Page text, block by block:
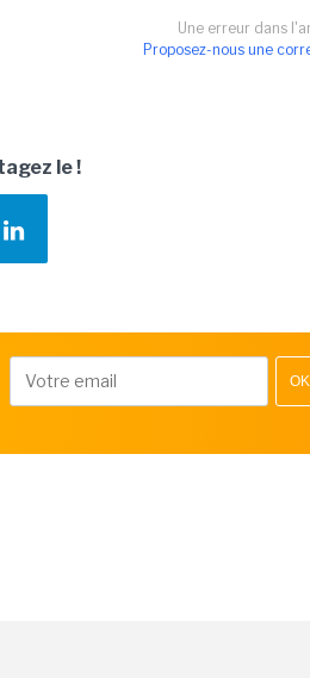
Une erreur dans
Proposez-nous une
le !
OK